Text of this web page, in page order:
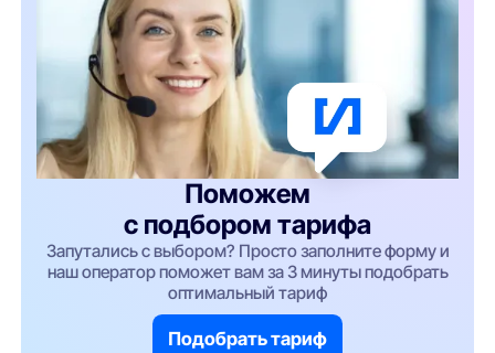
Поможем
с подбором тарифа
Запутались с выбором? Просто заполните форму и
наш оператор поможет вам за 3 минуты подобрать
оптимальный тариф
Подобрать тариф